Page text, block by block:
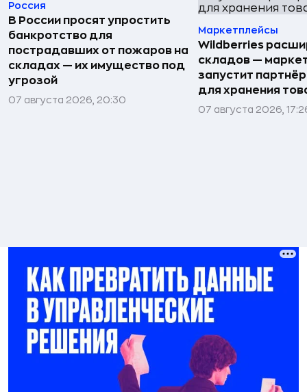
Россия
В России просят упростить
банкротство для
пострадавших от пожаров на
складах — их имущество под
угрозой
07 августа 2026, 20:30
Маркетплейсы
Wildberries
складов —
запустит
для хранения
07 августа 2026,